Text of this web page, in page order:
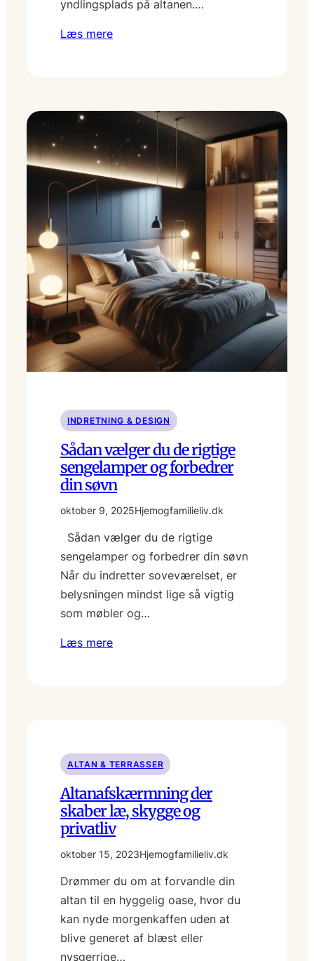
yndlingsplads på altanen.…
Læs mere
INDRETNING & DESIGN
Sådan vælger du de rigtige
sengelamper og forbedrer
din søvn
oktober 9, 2025Hjemogfamilieliv.dk
Sådan vælger du de rigtige
sengelamper og forbedrer din søvn
Når du indretter soveværelset, er
belysningen mindst lige så vigtig
som møbler og…
Læs mere
ALTAN & TERRASSER
Altanafskærmning der
skaber læ, skygge og
privatliv
oktober 15, 2023Hjemogfamilieliv.dk
Drømmer du om at forvandle din
altan til en hyggelig oase, hvor du
kan nyde morgenkaffen uden at
blive generet af blæst eller
nysgerrige…